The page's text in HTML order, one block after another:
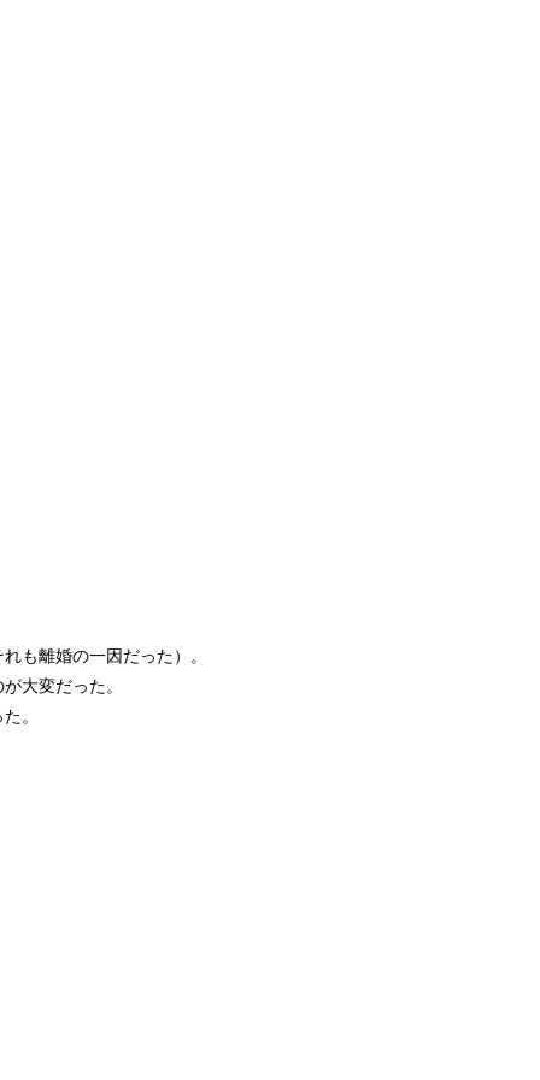
も離婚の一因だった）。
大変だった。
。